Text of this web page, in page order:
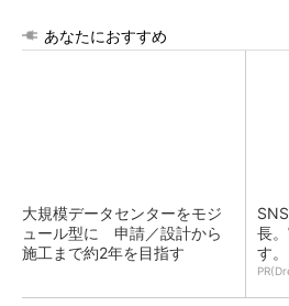
あなたにおすすめ
大規模データセンターをモジ
ュール型に 申請／設計から
施工まで約2年を目指す
長
す。